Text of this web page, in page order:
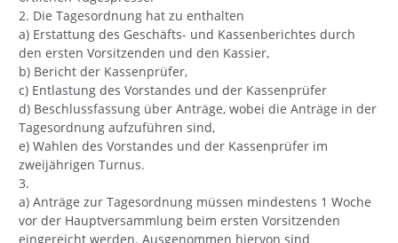
2. Die Tagesordnung hat zu enthalten
a) Erstattung des Geschäfts- und Kassenberichtes durch
den ersten Vorsitzenden und den Kassier,
b) Bericht der Kassenprüfer,
c) Entlastung des Vorstandes und der Kassenprüfer
d) Beschlussfassung über Anträge, wobei die Anträge in der
Tagesordnung aufzuführen sind,
e) Wahlen des Vorstandes und der Kassenprüfer im
zweijährigen Turnus.
3.
a) Anträge zur Tagesordnung müssen mindestens 1 Woche
vor der Hauptversammlung beim ersten Vorsitzenden
eingereicht werden. Ausgenommen hiervon sind